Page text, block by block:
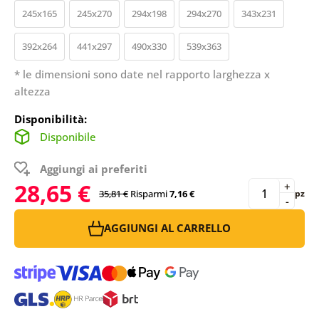
245x165 245x270 294x198 294x270 343x231
392x264 441x297 490x330 539x363
* le dimensioni sono date nel rapporto larghezza x
altezza
Disponibilità:
Disponibile
Aggiungi ai preferiti
28,65 € 35,81 € Risparmi7,16 € -
+ pz
AGGIUNGI AL CARRELLO